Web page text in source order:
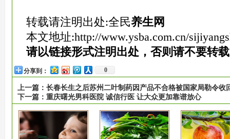
转载请注明出处:全民养生网
本文地址:http://www.ysba.com.cn/
请以链接形式注明出处，否则请不要转
分享到： 0
上一篇： 长春长生之后苏州二叶制药因产品不合格被国家局勒令收
下一篇： 重庆曙光男科医院 诚信行医 让大众更加靠谱放心